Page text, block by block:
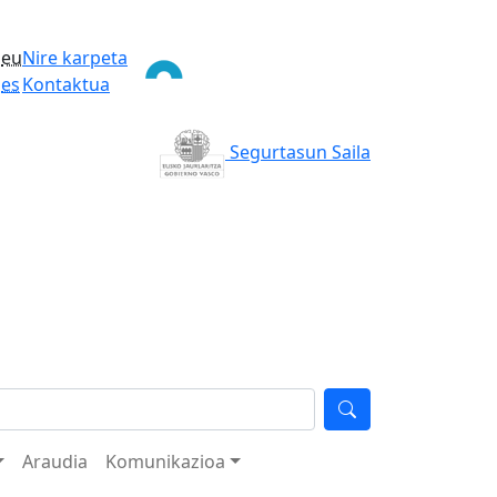
eu
es
Nire karpeta
Kontaktua
Segurtasun Saila
Araudia Komunikazioa